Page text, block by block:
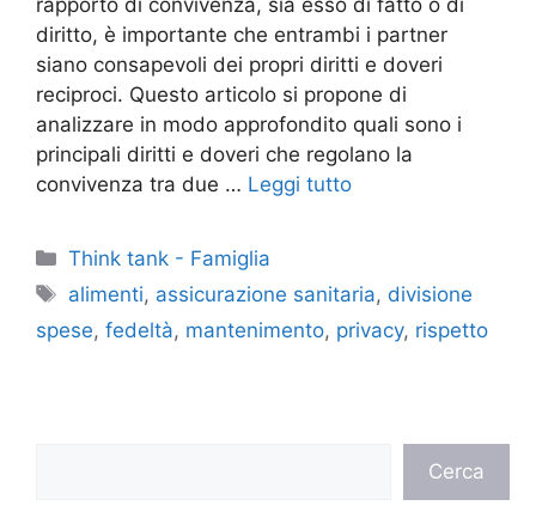
diritto, è importante che entrambi i partner
siano consapevoli dei propri diritti e doveri
reciproci. Questo articolo si propone di
analizzare in modo approfondito quali sono i
principali diritti e doveri che regolano la
convivenza tra due … Leggi tutto
Categorie
Think tank - Famiglia
Tag
alimenti, assicurazione sanitaria, divisione
spese, fedeltà, mantenimento, privacy, rispetto
Cerca